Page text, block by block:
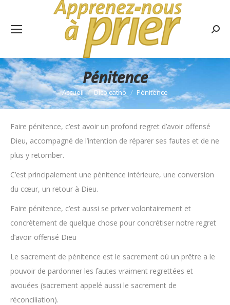
Pénitence
Vous êtes ici :
Accueil Dico catho Pénitence
Faire pénitence, c’est avoir un profond regret d’avoir offensé
Dieu, accompagné de l’intention de réparer ses fautes et de ne
plus y retomber.
C’est principalement une pénitence intérieure, une conversion
du cœur, un retour à Dieu.
Faire pénitence, c’est aussi se priver volontairement et
concrètement de quelque chose pour concrétiser notre regret
d’avoir offensé Dieu
Le sacrement de pénitence est le sacrement où un prêtre a le
pouvoir de pardonner les fautes vraiment regrettées et
avouées (sacrement appelé aussi le sacrement de
réconciliation).